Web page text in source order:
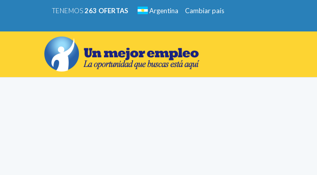
TENEMOS263 OFERTAS Argentina Cambiar país